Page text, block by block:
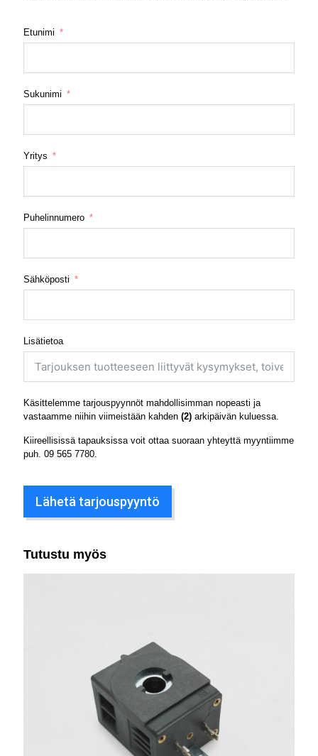
Etunimi
Sukunimi
Yritys
Puhelinnumero
Sähköposti
Lisätietoa
Käsittelemme tarjouspyynnöt mahdollisimman nopeasti ja
vastaamme niihin viimeistään kahden (2) arkipäivän kuluessa.
Kiireellisissä tapauksissa voit ottaa suoraan yhteyttä myyntiimme
puh. 09 565 7780
Lähetä tarjouspyyntö
Tutustu myös